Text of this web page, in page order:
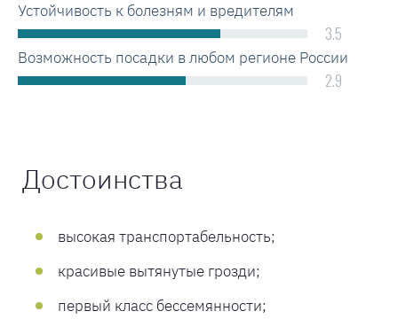
Устойчивость к болезням и вредителям
3.5
Возможность посадки в любом регионе России
2.9
Достоинства
высокая транспортабельность;
красивые вытянутые грозди;
первый класс бессемянности;